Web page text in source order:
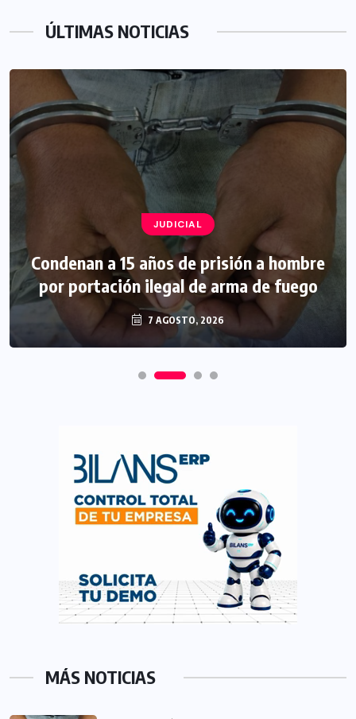
ÚLTIMAS NOTICIAS
JUDICIAL
Condenan a 15 años de prisión a hombre
por portación ilegal de arma de fuego
7 AGOSTO, 2026
MÁS NOTICIAS